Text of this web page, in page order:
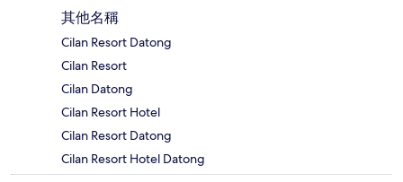
其他名稱
Cilan Resort Datong
Cilan Resort
Cilan Datong
Cilan Resort Hotel
Cilan Resort Datong
Cilan Resort Hotel Datong